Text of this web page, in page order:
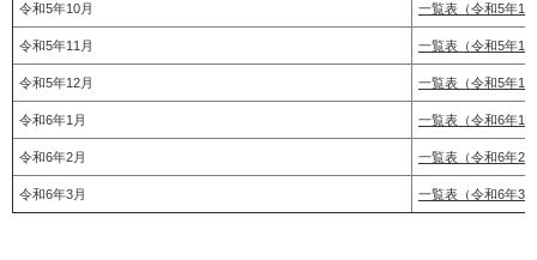
令和5年10月 一覧表（令和5年10
令和5年11月 一覧表（令和5年11
令和5年12月 一覧表（令和5年12
令和6年1月 一覧表（令和6年1
令和6年2月 一覧表（令和6年2
令和6年3月 一覧表（令和6年3